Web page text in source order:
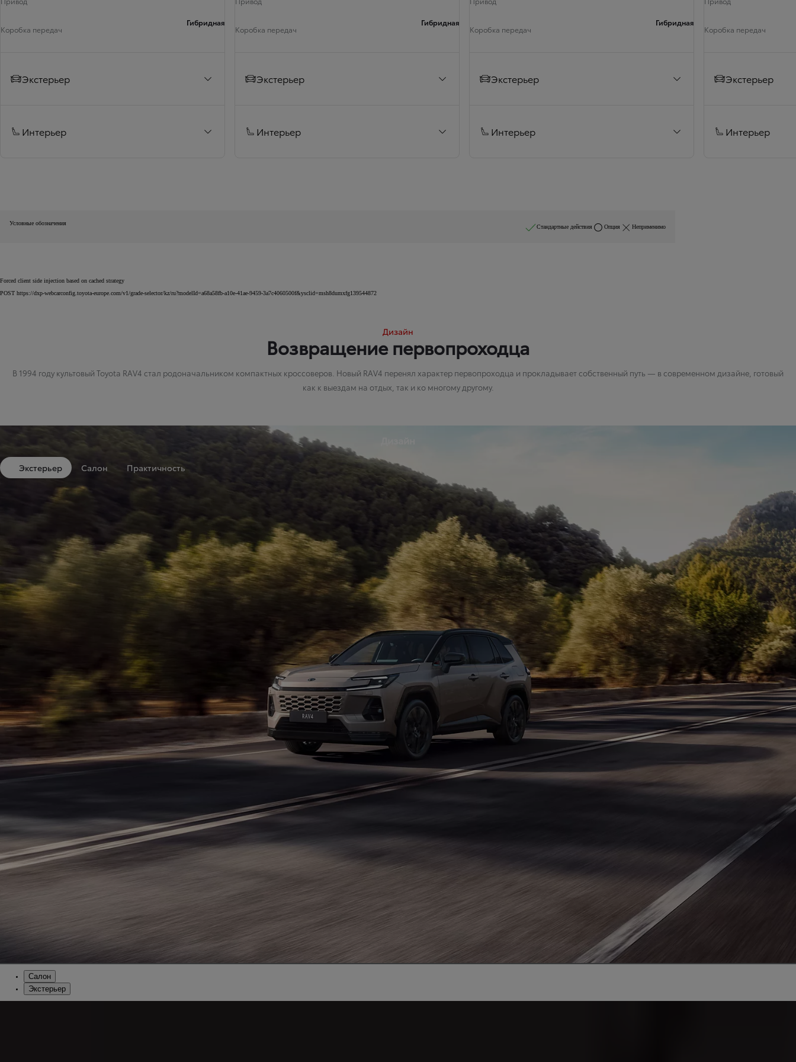
Коробка передач
Гибридная
Экстерьер
Интерьер
Коробка передач
Гибридная
Экстерьер
Интерьер
Коробка передач
Гибридная
Экстерьер
Интерьер
Коробка передач
Экстерьер
Интерьер
Условные обозначения
Стандартные действия Опция Неприменимо
Forced client side injection based on cached strategy
POST https://dxp-webcarconfig.toyota-europe.com/v1/grade-selector/kz/ru?modelId=a68a58fb-a10e-41ae-9459-3a7c4060500f&ysclid=msh8dumxfg139544872
Дизайн
Возвращение первопроходца
В 1994 году культовый Toyota RAV4 стал родоначальником компактных кроссоверов. Новый RAV4 перенял характер первопроходца и прокладывает собственный путь — в современном дизайне, готовый
как к выездам на отдых, так и ко многому другому.
Экстерьер Салон Практичность
Салон
Экстерьер